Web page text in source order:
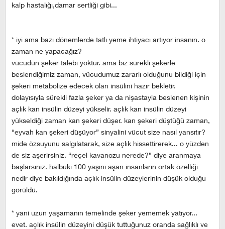
kalp hastalığı,damar sertliği gibi...
* iyi ama bazı dönemlerde tatlı yeme ihtiyacı artıyor insanın. o
zaman ne yapacağız?
vücudun şeker talebi yoktur. ama biz sürekli şekerle
beslendiğimiz zaman, vücudumuz zararlı olduğunu bildiği için
şekeri metabolize edecek olan insülini hazır bekletir.
dolayısıyla sürekli fazla şeker ya da nişastayla beslenen kişinin
açlık kan insülin düzeyi yükselir. açlık kan insülin düzeyi
yükseldiği zaman kan şekeri düşer. kan şekeri düştüğü zaman,
“eyvah kan şekeri düşüyor” sinyalini vücut size nasıl yansıtır?
mide özsuyunu salgılatarak, size açlık hissettirerek... o yüzden
de siz aşerirsiniz. “reçel kavanozu nerede?” diye aranmaya
başlarsınız. halbuki 100 yaşını aşan insanların ortak özelliği
nedir diye bakıldığında açlık insülin düzeylerinin düşük olduğu
görüldü.
* yani uzun yaşamanın temelinde şeker yememek yatıyor...
evet. açlık insülin düzeyini düşük tuttuğunuz oranda sağlıklı ve